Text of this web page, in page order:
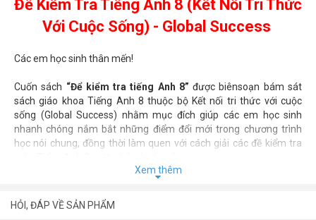
Đề Kiểm Tra Tiếng Anh 8 (Kết Nối Tri Thức
Với Cuộc Sống) - Global Success
Các em học sinh thân mến!
Cuốn sách “Để kiểm tra tiếng Anh 8” được biênsoạn bám sát
sách giáo khoa Tiếng Anh 8 thuộc bộ Kết nối tri thức với cuộc
sống (Global Success) nhằm mục đích giúp các em học sinh
nhanh chóng nắm bắt những điểm đổi mới trong chương trình
học nói chung, đồng thời làm quen với cách giải các đề kiểm tra
các em luyện tập cách giải đề. Nội dung các để kiểm tra bám sát
các phần Ngữ âm, Từ vựng và Ngữ pháp, cũng như các chủ đề
Xem thêm
HỎI, ĐÁP VỀ SẢN PHẨM